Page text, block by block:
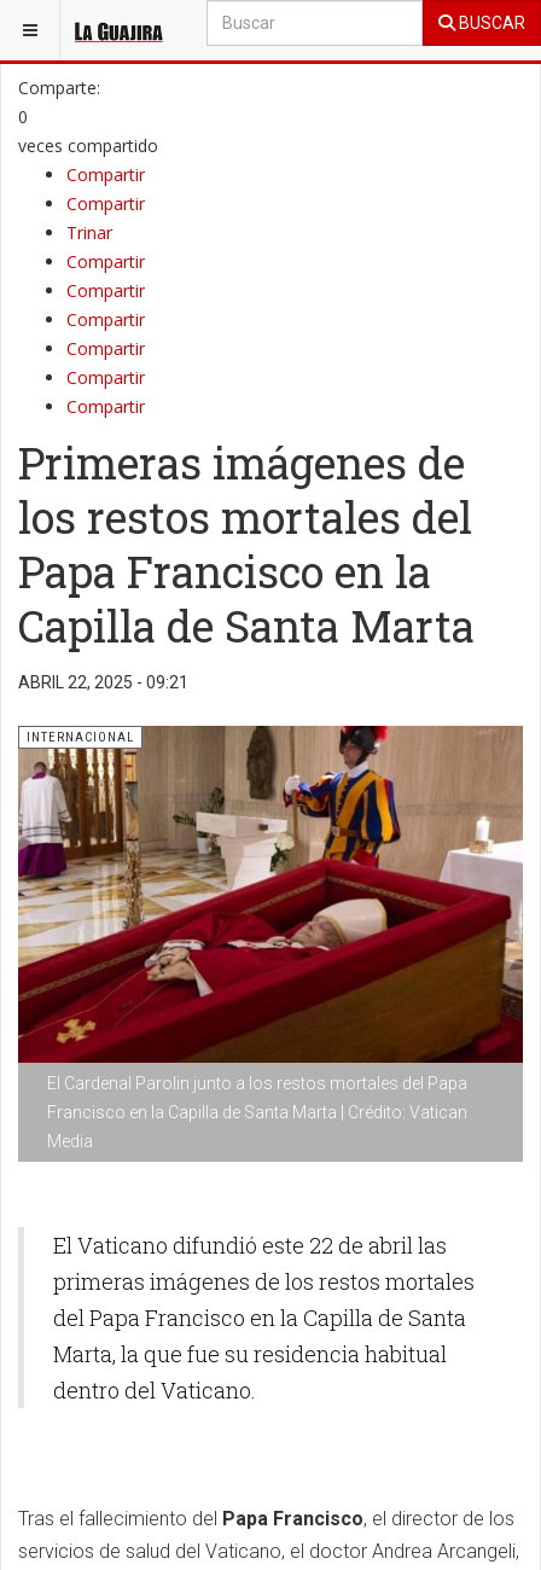
BUSCAR
ESTÁ AQUÍ: GENERAL INTERNACIONAL
Comparte:
0
veces compartido
Compartir
Compartir
Trinar
Compartir
Compartir
Compartir
Compartir
Compartir
Compartir
Primeras imágenes de
los restos mortales del
Papa Francisco en la
Capilla de Santa Marta
ABRIL 22, 2025 - 09:21
El Cardenal Parolin junto a los restos mortales del Papa
Francisco en la Capilla de Santa Marta | Crédito: Vatican
Media
INTERNACIONAL
El Vaticano difundió este 22 de abril las
primeras imágenes de los restos mortales
del Papa Francisco en la Capilla de Santa
Marta, la que fue su residencia habitual
dentro del Vaticano.
Tras el fallecimiento del Papa Francisco, el director de los
servicios de salud del Vaticano, el doctor Andrea Arcangeli,